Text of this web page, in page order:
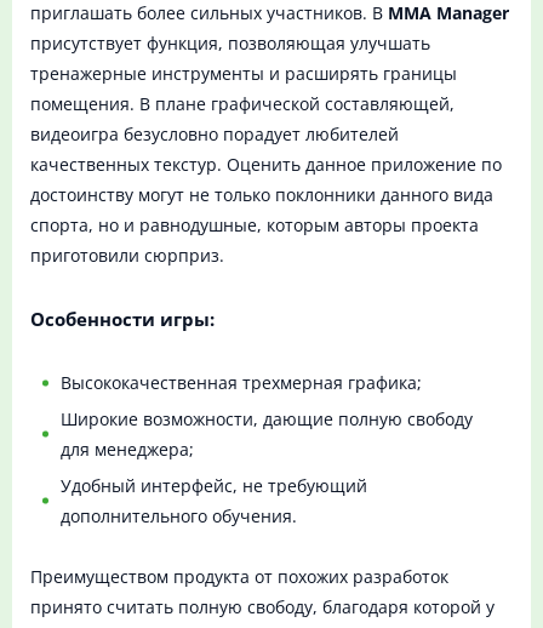
приглашать более сильных участников. В MMA Manager
присутствует функция, позволяющая улучшать
тренажерные инструменты и расширять границы
помещения. В плане графической составляющей,
видеоигра безусловно порадует любителей
качественных текстур. Оценить данное приложение по
достоинству могут не только поклонники данного вида
спорта, но и равнодушные, которым авторы проекта
приготовили сюрприз.
Особенности игры:
Высококачественная трехмерная графика;
Широкие возможности, дающие полную свободу
для менеджера;
Удобный интерфейс, не требующий
дополнительного обучения.
Преимуществом продукта от похожих разработок
принято считать полную свободу, благодаря которой у